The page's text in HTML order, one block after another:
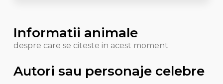
Informatii animale
despre care se citeste in acest moment
Autori sau personaje celebre